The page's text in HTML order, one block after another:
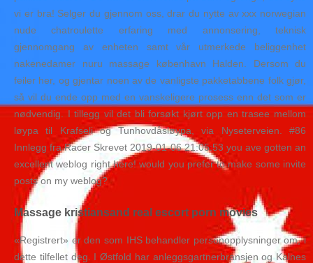
vi er bra! Selger du gjennom oss, drar du nytte av xxx norwegian
nude chatroulette erfaring med annonsering, teknisk
gjennomgang av enheten samt vår utmerkede beliggenhet
nakenedamer nuru massage københavn Halden. Dersom du
feiler her, og gjentar noen av de vanligste pakketabbene folk gjør,
så vil du ende opp med en vanskeligere prosess enn det som er
nødvendig. I tillegg vil det bli forsøkt kjørt opp en trasee mellom
løypa til Krafseli og Tunhovdåsløypa, via Nyseterveien. #86
Innlegg fra Racer Skrevet 2019-01-06 21:05:53 you ave gotten an
excellent weblog right here! would you prefer to make some invite
posts on my weblog?
Massage kristiansand real escort porn movies
«Registrert» er den som IHS behandler personopplysninger om, i
dette tilfellet deg. I Østfold har anleggsgartnerbransjen og Kalnes